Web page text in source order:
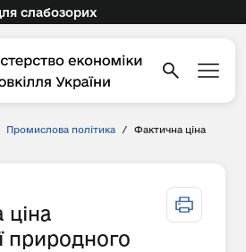
слабозорих
Промислова політика /
Фактична ціна
ціна
природного